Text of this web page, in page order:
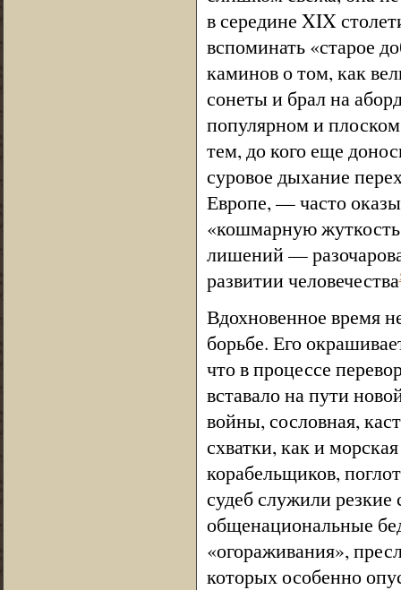
в середине XIX
вспоминать «старое
каминов о том, как
сонеты и брал на
популярном и
тем, до кого еще
суровое дыхание
Европе, — часто
«кошмарную
лишений —
развитии человечества
Вдохновенное время
борьбе. Его
что в процессе
вставало на пути
войны, сословная,
схватки, как и
корабельщиков,
судеб служили
общенациональные
«огораживания»,
которых особенно